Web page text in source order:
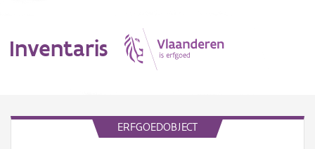
Inventaris
ERFGOEDOBJECT